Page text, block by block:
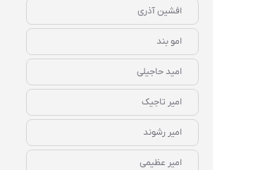
افشین آذری
امو بند
امید حاجیلی
امیر تاجیک
امیر رشوند
امیر عظیمی